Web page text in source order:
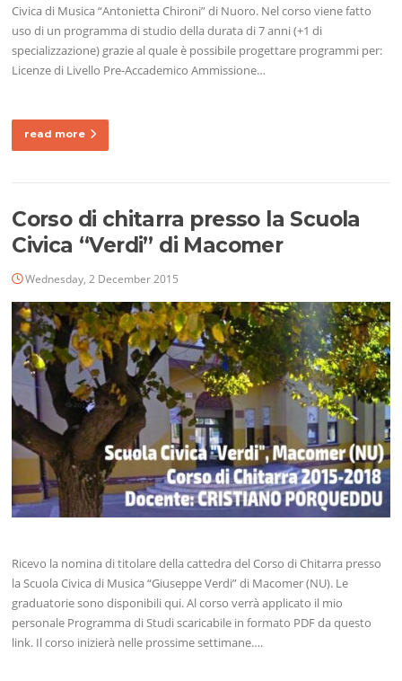
Civica di Musica “Antonietta Chironi” di Nuoro. Nel corso viene fatto
uso di un programma di studio della durata di 7 anni (+1 di
specializzazione) grazie al quale è possibile progettare programmi per:
Licenze di Livello Pre-Accademico Ammissione…
read more
Corso di chitarra presso la Scuola
Civica “Verdi” di Macomer
Wednesday, 2 December 2015
Ricevo la nomina di titolare della cattedra del Corso di Chitarra presso
la Scuola Civica di Musica “Giuseppe Verdi” di Macomer (NU). Le
graduatorie sono disponibili qui. Al corso verrà applicato il mio
personale Programma di Studi scaricabile in formato PDF da questo
link. Il corso inizierà nelle prossime settimane….